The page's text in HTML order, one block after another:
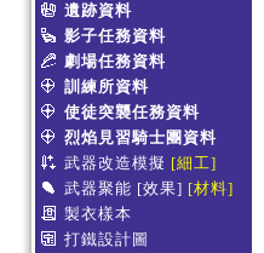
遺跡資料
影子任務資料
劇場任務資料
訓練所資料
使徒突襲任務資料
烈焰見習騎士團資料
武器改造模擬 [細工]
武器聚能 [效果] [材料]
製衣樣本
打鐵設計圖